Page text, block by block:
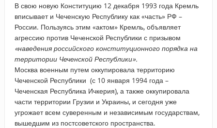
В свою новую Конституцию 12 декабря 1993 года Кремль
вписывает и Чеченскую Республику как «часть» РФ –
России. Пользуясь этим «актом» Кремль, объявляет
агрессию против Чеченской Республики с призывом
«наведения российского конституционного порядка на
территории Чеченской Республики».
Москва военным путем оккупировала территорию
Чеченской Республики (с 10 января 1994 года –
Чеченская Республика Ичкерия), а также оккупировала
части территории Грузии и Украины, и сегодня уже
угрожает всем суверенным и независимым государствам,
вышедшим из постсоветского пространства.